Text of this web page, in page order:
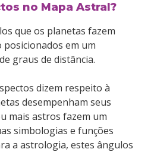
no Mapa Astral?
que os planetas fazem
em um
graus de distância.
dizem respeito à
desempenham seus
mais astros fazem um
simbologias e funções
a astrologia, estes ângulos